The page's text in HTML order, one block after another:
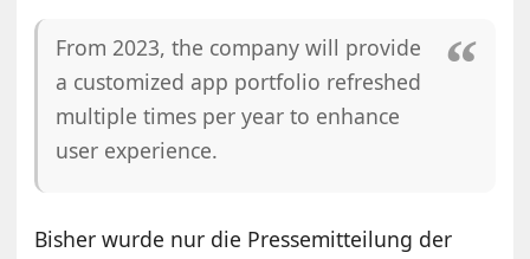
From 2023, the company will provide
a customized app portfolio refreshed
multiple times per year to enhance
user experience.
Bisher wurde nur die Pressemitteilung der